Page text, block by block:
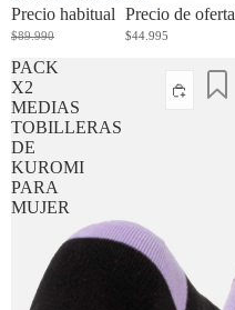
Precio de oferta
$44.995
Precio habitual
$89.990
PACK
X2
MEDIAS
TOBILLERAS
DE
KUROMI
PARA
MUJER